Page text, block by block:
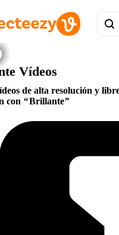
Vídeos
de alta resolución y
con
Brillante